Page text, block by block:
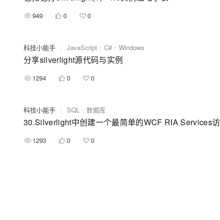
949 0 0
科技小能手 | JavaScript C# Windows
分享silverlight源代码与实例
1294 0 0
科技小能手 | SQL 数据库
30.Silverlight中创建一个最简单的WCF RIA Services
1293 0 0